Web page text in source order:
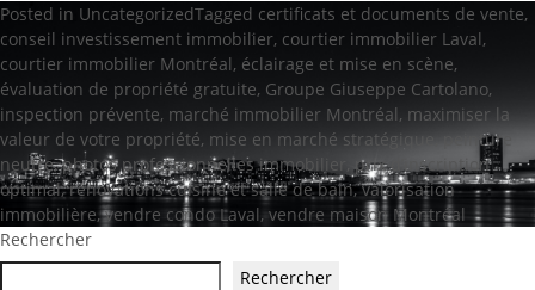
Posted in UncategorizedTagged certificats et documents de vente,
conseil investissement immobilier, courtier immobilier Laval,
courtier immobilier Montréal, éclairage et mise en scène,
évaluation de propriété gratuite, Groupe Giuseppe Cartolano,
inspection prévente, marché immobilier Montréal, maximiser la
valeur de votre propriété, mise en marché stratégique,
peinture
neutre,photos professionnelles immobilier
prix d’inscription
optimal,rénovations cuisine et salle de bain,valorisation
immobilière,vendre condo Laval, vendre maison Montréal
Rechercher
Rechercher